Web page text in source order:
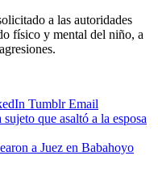
a las autoridades
físico y mental del niño, a
Tumblr Email
que asaltó a la esposa
a Juez en Babahoyo